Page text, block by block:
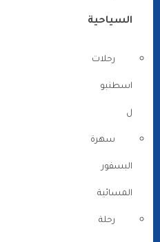
السياحية
رحلات
اسطنبو
ل
سهرة
البسفور
المسائية
رحلة